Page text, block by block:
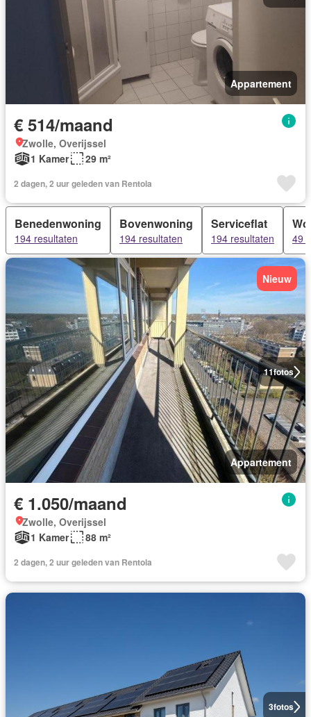
Appartement
€ 514/maand
Zwolle, Overijssel
1 Kamer
29 m²
2 dagen, 2 uur geleden van Rentola
Benedenwoning
194 resultaten
Bovenwoning
194 resultaten
Serviceflat
194 resultaten 49
11fotos
Nieuw
Appartement
€ 1.050/maand
Zwolle, Overijssel
1 Kamer
88 m²
2 dagen, 2 uur geleden van Rentola
3fotos